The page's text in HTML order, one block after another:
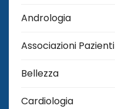
Andrologia
Associazioni Pazienti
Bellezza
Cardiologia